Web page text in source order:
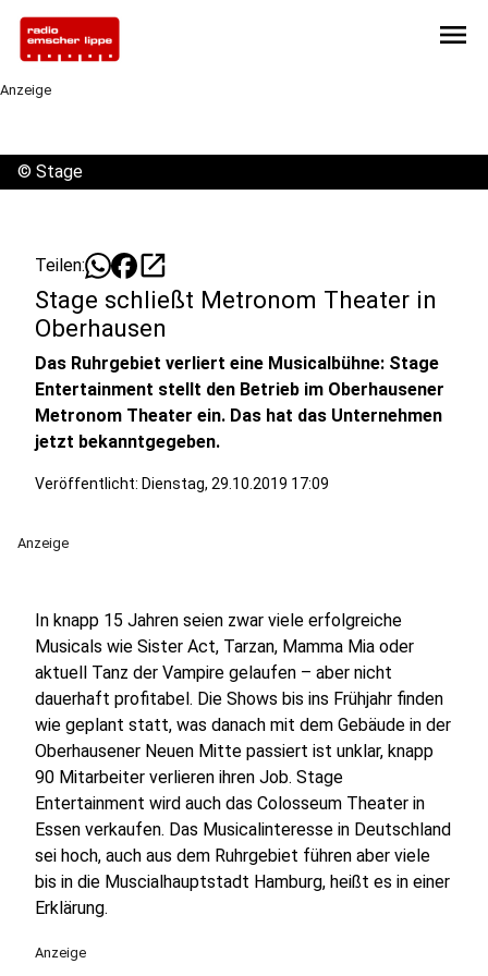
menu
Anzeige
© Stage
Teilen: open_in_new
Stage schließt Metronom Theater in
Oberhausen
Das Ruhrgebiet verliert eine Musicalbühne: Stage
Entertainment stellt den Betrieb im Oberhausener
Metronom Theater ein. Das hat das Unternehmen
jetzt bekanntgegeben.
Veröffentlicht: Dienstag, 29.10.2019 17:09
Anzeige
In knapp 15 Jahren seien zwar viele erfolgreiche
Musicals wie Sister Act, Tarzan, Mamma Mia oder
aktuell Tanz der Vampire gelaufen – aber nicht
dauerhaft profitabel. Die Shows bis ins Frühjahr finden
wie geplant statt, was danach mit dem Gebäude in der
Oberhausener Neuen Mitte passiert ist unklar, knapp
90 Mitarbeiter verlieren ihren Job. Stage
Entertainment wird auch das Colosseum Theater in
Essen verkaufen. Das Musicalinteresse in Deutschland
sei hoch, auch aus dem Ruhrgebiet führen aber viele
bis in die Muscialhauptstadt Hamburg, heißt es in einer
Erklärung.
Anzeige